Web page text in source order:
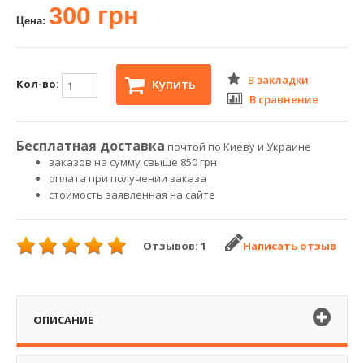
Цена: 300 грн
Кол-во: Купить
В закладки
В сравнение
Бесплатная доставка почтой по Киеву и Украине
заказов на сумму свыше 850 грн
оплата при получении заказа
стоимость заявленная на сайте
Отзывов: 1 Написать отзыв
ОПИСАНИЕ